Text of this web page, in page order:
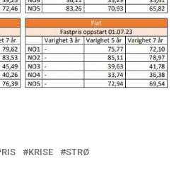
KRISE STRØ